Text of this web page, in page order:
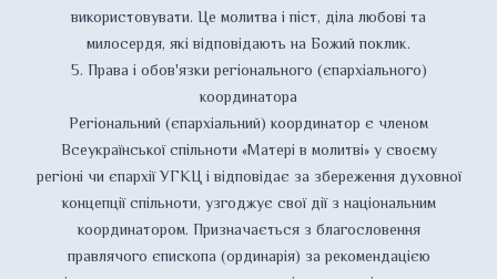
використовувати. Це молитва і піст, діла любові та
милосердя, які відповідають на Божий поклик.
5. Права і обов'язки регіонального (єпархіального)
координатора
Регіональний (єпархіальний) координатор є членом
Всеукраїнської спільноти «Матері в молитві» у своєму
регіоні чи єпархії УГКЦ і відповідає за збереження духовної
концепції спільноти, узгоджує свої дії з національним
координатором. Призначається з благословення
правлячого єпископа (ординарія) за рекомендацією